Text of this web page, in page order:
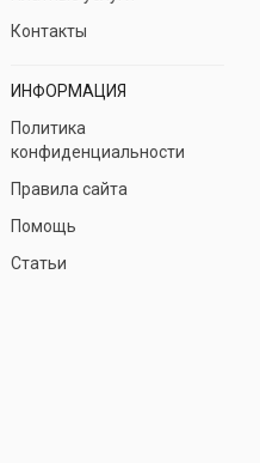
Контакты
ИНФОРМАЦИЯ
Политика
конфиденциальности
Правила сайта
Помощь
Статьи